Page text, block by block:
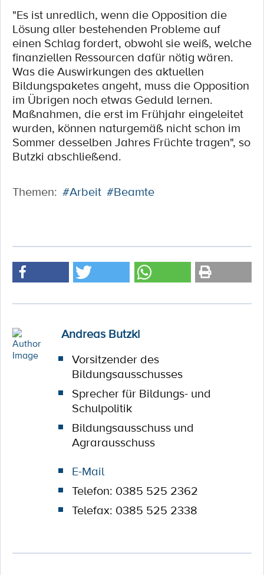
"Es ist unredlich, wenn die Opposition die
Lösung aller bestehenden Probleme auf
einen Schlag fordert, obwohl sie weiß, welche
finanziellen Ressourcen dafür nötig wären.
Was die Auswirkungen des aktuellen
Bildungspaketes angeht, muss die Opposition
im Übrigen noch etwas Geduld lernen.
Maßnahmen, die erst im Frühjahr eingeleitet
wurden, können naturgemäß nicht schon im
Sommer desselben Jahres Früchte tragen", so
Butzki abschließend.
Themen: #Arbeit #Beamte
Andreas Butzki
Vorsitzender des
Bildungsausschusses
Sprecher für Bildungs- und
Schulpolitik
Bildungsausschuss und
Agrarausschuss
E-Mail
Telefon: 0385 525 2362
Telefax: 0385 525 2338